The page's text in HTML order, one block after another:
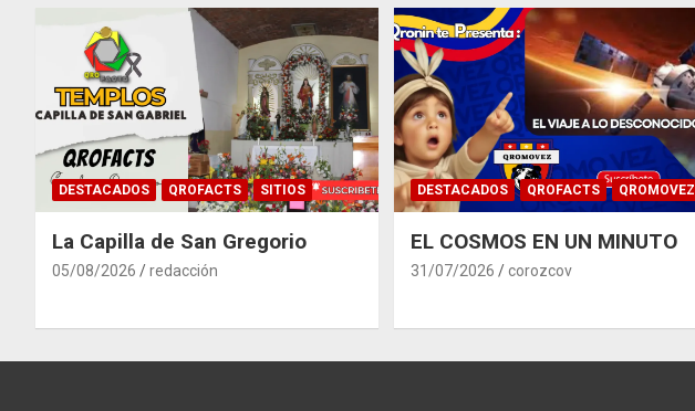
DESTACADOS QROFACTS SITIOS
La Capilla de San Gregorio
05/08/2026 redacción
DESTACADOS QROFACTS QROMOVEZ
EL COSMOS EN UN MINUTO
31/07/2026 corozcov